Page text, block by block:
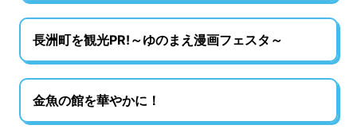
長洲町を観光PR!～ゆのまえ漫画フェスタ～
金魚の館を華やかに！